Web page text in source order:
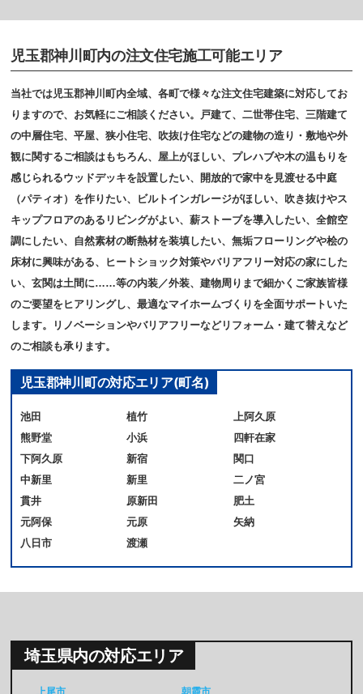
児玉郡神川町内の注文住宅施工可能エリア
当社では児玉郡神川町内全域、各町で様々な注文住宅建築に対応してお
りますので、お気軽にご相談ください。戸建て、二世帯住宅、三階建て
の中層住宅、平屋、狭小住宅、吹抜け住宅などの建物の造り・敷地や外
観に関するご相談はもちろん、屋上がほしい、プレハブや木の温もりを
感じられるウッドデッキを設置したい、開放的で家中を見渡せる中庭
（パティオ）を作りたい、ビルトインガレージがほしい、吹き抜けやス
キップフロアのあるリビングがよい、薪ストーブを導入したい、全館空
調にしたい、自然素材の断熱材を装填したい、無垢フローリングや桧の
床材に興味がある、ヒートショック対策やバリアフリー対応の家にした
い、玄関は土間に……等の内装／外装、建物周りまで細かくご家族皆様
のご要望をヒアリングし、最適なマイホームづくりを全面サポートいた
します。リノベーションやバリアフリーなどリフォーム・建て替えなど
のご相談も承ります。
児玉郡神川町の対応エリア(町名)
池田 植竹
上阿久原
熊野堂
小浜
四軒在家
下阿久原
新宿
関口
中新里
新里
二ノ宮
貫井
原新田
肥土
元阿保
元原
矢納
八日市
渡瀬
埼玉県内の対応エリア
上尾市
朝霞市